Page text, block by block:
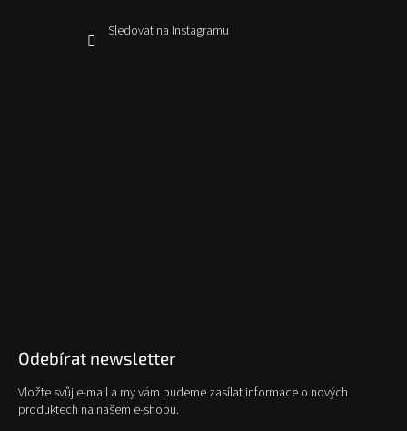
Sledovat na Instagramu
Odebírat newsletter
Vložte svůj e-mail a my vám budeme zasílat informace o nových
produktech na našem e-shopu.